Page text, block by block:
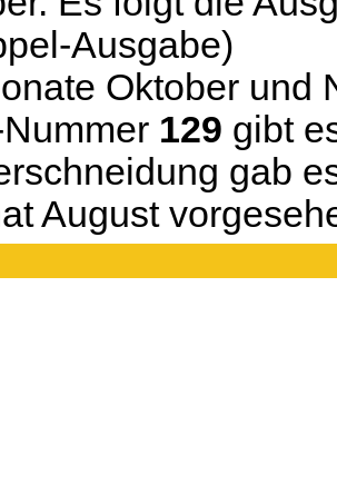
Ausgabe)
Oktober und
129 gibt
gab
August